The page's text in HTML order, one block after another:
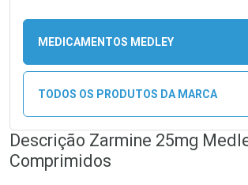
MEDICAMENTOS MEDLEY
TODOS OS PRODUTOS DA MARCA
Descrição Zarmine 25mg
Comprimidos